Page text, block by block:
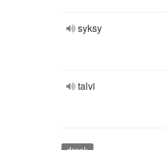
syksy
talvi